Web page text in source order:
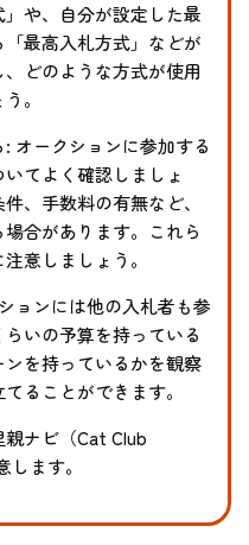
や、自分が設定した最
最高入札方式」などが
どのような方式が使用
。
オークションに参加する
てよく確認しましょ
、手数料の有無など、
合があります。これら
意しましょう。
ョンには他の入札者も参
いの予算を持っている
を持っているかを観察
ることができます。
ナビ（Cat Club
します。